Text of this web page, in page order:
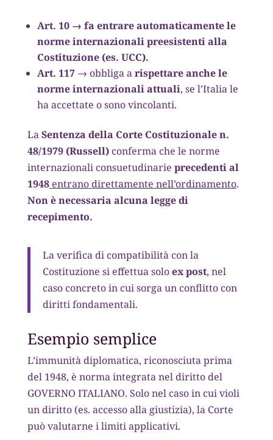
Art. 10→ fa entrare automaticamente le
norme internazionalipreesistenti alla
Costituzione(es. UCC).
Art. 117→ obbliga arispettare anche le
norme internazionali attuali, se l’Italia le
ha accettate o sono vincolanti.
LaSentenza della Corte Costituzionale n.
48/1979 (Russell)conferma che le norme
internazionali consuetudinarie precedenti al
1948entrano direttamente nell’ordinamento.
Non è necessaria alcuna legge di
recepimento.
La verifica di compatibilità con la
Costituzione si effettua soloex post, nel
caso concreto in cui sorga un conflitto con
diritti fondamentali.
Esempio semplice
L’immunità diplomatica, riconosciuta prima
del 1948, è norma integrata nel diritto del
GOVERNO ITALIANO. Solo nel caso in cui violi
un diritto (es. accesso alla giustizia), la Corte
può valutarne i limiti applicativi.